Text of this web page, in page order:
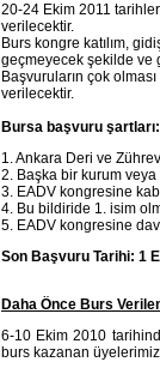
20-24 Ekim 2011
verilecektir.
Burs kongre katılım,
geçmeyecek şekilde ve
Başvuruların çok
verilecektir.
Bursa başvuru şartları:
1. Ankara Deri ve
2. Başka bir kurum
3. EADV kongresine
4. Bu bildiride 1. isim
5. EADV kongresine
Son Başvuru Tarihi: 1
Daha Önce Burs
6-10 Ekim 2010
burs kazanan